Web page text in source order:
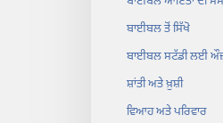
ਬਾਈਬਲ ਤੋਂ ਸਿੱਖੋ
ਬਾਈਬਲ ਸਟੱਡੀ ਲਈ
ਸ਼ਾਂਤੀ ਅਤੇ ਖ਼ੁਸ਼ੀ
ਵਿਆਹ ਅਤੇ ਪਰਿਵਾਰ